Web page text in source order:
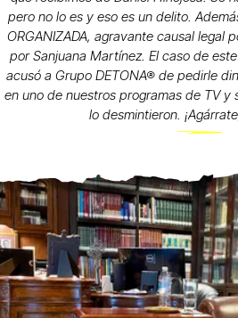
pero no lo es y eso es un delito.
ORGANIZADA, agravante causal legal
por Sanjuana Martínez. El caso de
acusó a Grupo DETONA® de pedirle
en uno de nuestros programas de TV y
lo desmintieron.